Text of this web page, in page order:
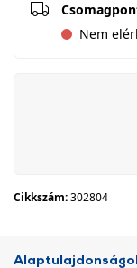
Nem
Cikkszám:302804